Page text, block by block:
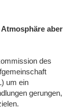
Atmosphäre aber
des
um ein
gerungen,